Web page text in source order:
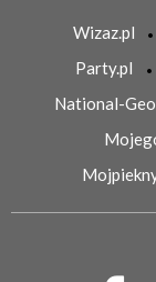
Wizaz.pl
Party.pl
National-